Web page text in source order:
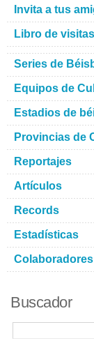
Invita a tus
Libro de visitas
Series de
Equipos de
Estadios de
Provincias de
Reportajes
Artículos
Records
Estadísticas
Colaboradores
Buscador